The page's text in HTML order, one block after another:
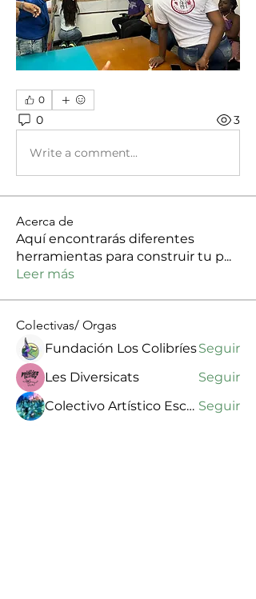
0
0 3
Write a comment...
Acerca de
Aquí encontrarás diferentes
herramientas para construir tu p...
Leer más
Colectivas/ Orgas
Fundación Los ColibríesSeguir
Les Diversicats
Seguir
Colectivo Artístico Escándalx Seguir